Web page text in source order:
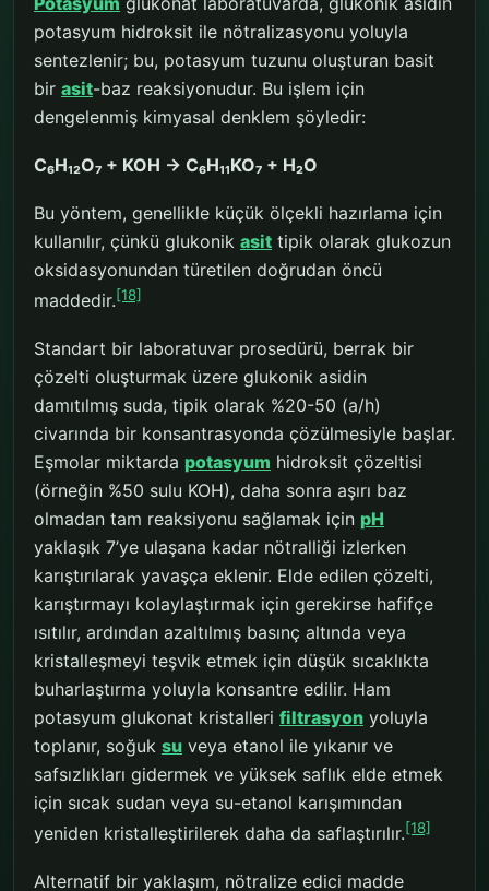
potasyum hidroksit ile nötralizasyonu yoluyla
sentezlenir; bu, potasyum tuzunu oluşturan basit
bir asit-baz reaksiyonudur. Bu işlem için
dengelenmiş kimyasal denklem şöyledir:
C₆H₁₂O₇ + KOH → C₆H₁₁KO₇ + H₂O
Bu yöntem, genellikle küçük ölçekli hazırlama için
kullanılır, çünkü glukonik asit tipik olarak glukozun
oksidasyonundan türetilen doğrudan öncü
maddedir.[18]
Standart bir laboratuvar prosedürü, berrak bir
çözelti oluşturmak üzere glukonik asidin
damıtılmış suda, tipik olarak %20-50 (a/h)
civarında bir konsantrasyonda çözülmesiyle başlar.
Eşmolar miktarda potasyum hidroksit çözeltisi
(örneğin %50 sulu KOH), daha sonra aşırı baz
olmadan tam reaksiyonu sağlamak için pH
yaklaşık 7’ye ulaşana kadar nötralliği izlerken
karıştırılarak yavaşça eklenir. Elde edilen çözelti,
karıştırmayı kolaylaştırmak için gerekirse hafifçe
ısıtılır, ardından azaltılmış basınç altında veya
kristalleşmeyi teşvik etmek için düşük sıcaklıkta
buharlaştırma yoluyla konsantre edilir. Ham
potasyum glukonat kristalleri filtrasyon yoluyla
toplanır, soğuk su veya etanol ile yıkanır ve
safsızlıkları gidermek ve yüksek saflık elde etmek
için sıcak sudan veya su-etanol karışımından
yeniden kristalleştirilerek daha da saflaştırılır.[18]
Alternatif bir yaklaşım, nötralize edici madde